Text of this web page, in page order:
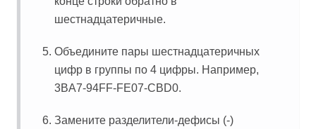
шестнадцатеричные.
Объедините пары шестнадцатеричных
цифр в группы по 4 цифры. Например,
3BA7-94FF-FE07-CBD0.
Замените разделители-дефисы (-)